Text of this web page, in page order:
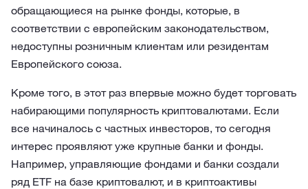
обращающиеся на рынке фонды, которые, в
соответствии с европейским законодательством,
недоступны розничным клиентам или резидентам
Европейского союза.
Кроме того, в этот раз впервые можно будет торговать
набирающими популярность криптовалютами. Если
все начиналось с частных инвесторов, то сегодня
интерес проявляют уже крупные банки и фонды.
Например, управляющие фондами и банки создали
ряд ETF на базе криптовалют, и в криптоактивы